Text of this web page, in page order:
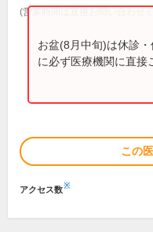
(営業時間は直接お問い合わせく
お盆(8月中旬)は休診
に必ず医療機関に直接
この
アクセス数※